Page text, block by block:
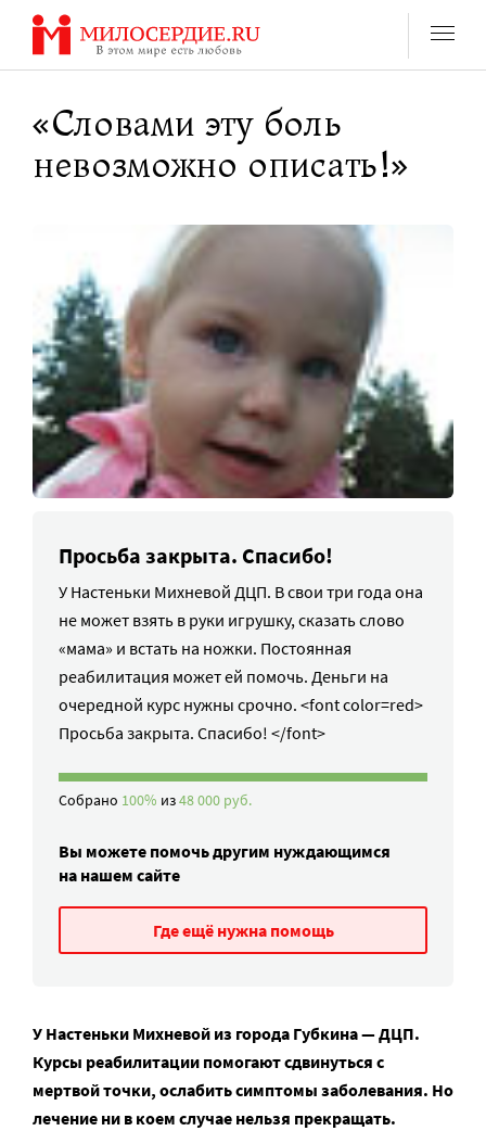
Перейти
содержанию
«Словами эту боль
невозможно описать!»
Просьба закрыта. Спасибо!
У Настеньки Михневой ДЦП. В свои три года она
не может взять в руки игрушку, сказать слово
«мама» и встать на ножки. Постоянная
реабилитация может ей помочь. Деньги на
очередной курс нужны срочно. <font color=red>
Просьба закрыта. Спасибо! </font>
Собрано 100% из48 000 руб.
Вы можете помочь другим нуждающимся
на нашем сайте
Где ещё нужна помощь
У Настеньки Михневой из города Губкина — ДЦП.
Курсы реабилитации помогают сдвинуться с
мертвой точки, ослабить симптомы заболевания. Но
лечение ни в коем случае нельзя прекращать.